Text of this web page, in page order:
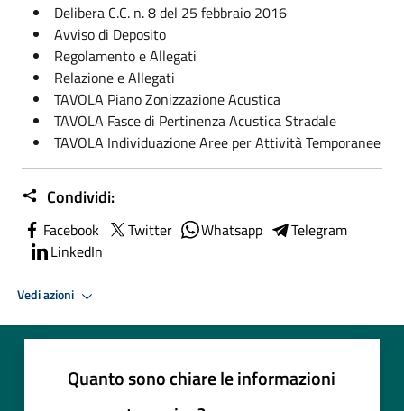
Delibera C.C. n. 8 del 25 febbraio 2016
Avviso di Deposito
Regolamento e Allegati
Relazione e Allegati
TAVOLA Piano Zonizzazione Acustica
TAVOLA Fasce di Pertinenza Acustica Stradale
TAVOLA Individuazione Aree per Attività Temporanee
Condividi:
Facebook Twitter Whatsapp
Telegram
LinkedIn
Vedi azioni
Quanto sono chiare le informazioni